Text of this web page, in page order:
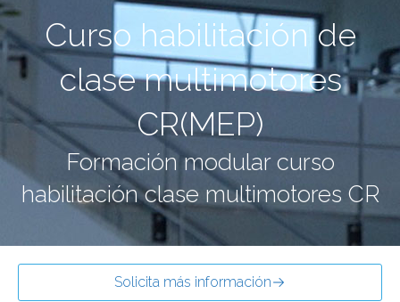
Curso habilitación de
clase multimotores
CR(MEP)
Formación modular curso
habilitación clase multimotores CR
Solicita más información